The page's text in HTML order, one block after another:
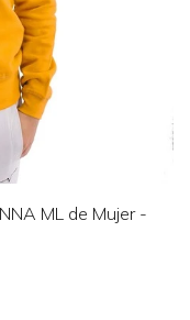
ML de Mujer -